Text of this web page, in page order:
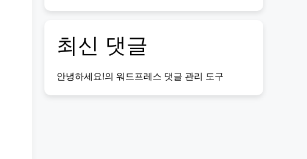
최신 댓글
안녕하세요!의 워드프레스 댓글 관리 도구